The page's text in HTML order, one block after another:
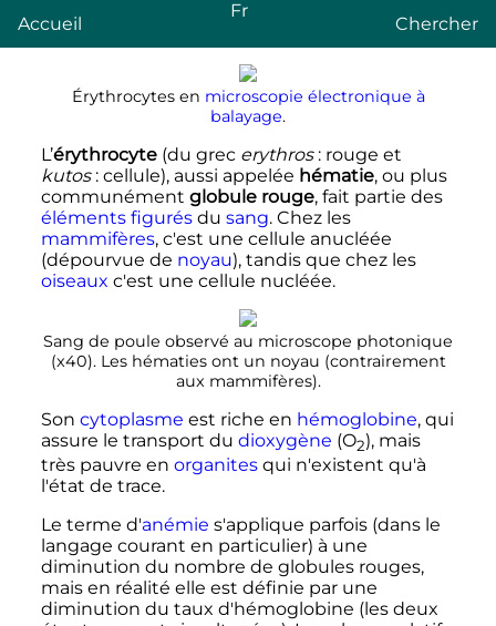
Accueil
Fr
Chercher
Érythrocytes en microscopie électronique à
balayage.
L’érythrocyte(du grec erythros : rouge et
kutos : cellule), aussi appelée hématie, ou plus
communément globule rouge, fait partie des
éléments figurésdu sang. Chez les
mammifères, c'est une cellule anucléée
(dépourvue de noyau), tandis que chez les
oiseaux c'est une cellule nucléée.
Sang de poule observé au microscope photonique
(x40). Les hématies ont un noyau (contrairement
aux mammifères).
Son cytoplasme est riche en hémoglobine, qui
assure le transport du dioxygène (O2), mais
très pauvre en organitesqui n'existent qu'à
l'état de trace.
Le terme d'anémie s'applique parfois (dans le
langage courant en particulier) à une
diminution du nombre de globules rouges,
mais en réalité elle est définie par une
diminution du taux d'hémoglobine (les deux